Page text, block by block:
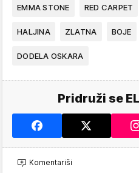
EMMA STONE RED CARPET
HALJINA ZLATNA BOJE
DODELA OSKARA
Pridruži se
Komentariši